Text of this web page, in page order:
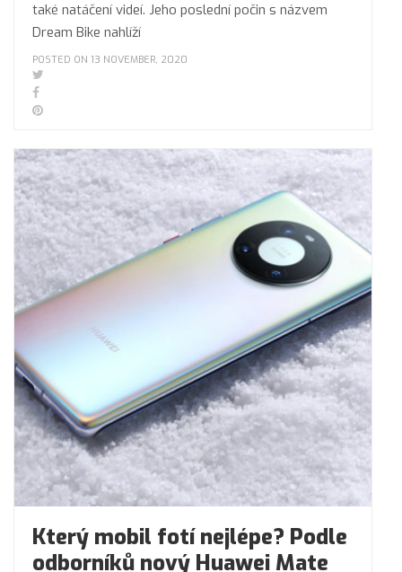
také natáčení videí. Jeho poslední počin s názvem
Dream Bike nahlíží
POSTED ON 13 NOVEMBER, 2020
Který mobil fotí nejlépe? Podle
odborníků nový Huawei Mate